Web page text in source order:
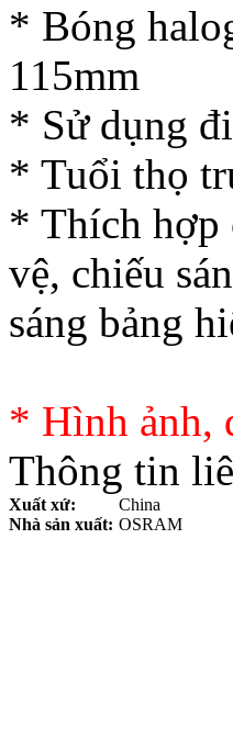
* Bóng
115mm
* Sử dụng
* Tuổi thọ
* Thích hợp
vệ, chiếu
sáng bảng
* Hình ảnh,
Thông tin
Xuất xứ:
China
Nhà sản xuất: OSRAM